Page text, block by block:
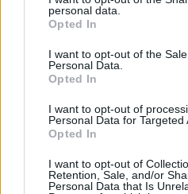
personal data.
Opted In
I want to opt-out of the
Personal Data.
Opted In
I want to opt-out of
Personal Data for Targeted
Opted In
I want to opt-out of
Retention, Sale, and/or
Personal Data that Is
išsivystys gripo
mirtis.
Sveikatos įstaigų
tikimybę susidurti su
žmonėmis, patys
– tvirtino Kauno
centro vyriausioji